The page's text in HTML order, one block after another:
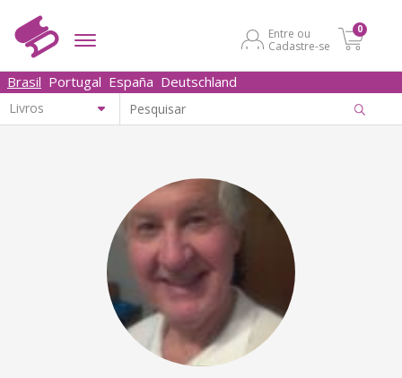
Entre ou
Cadastre-se
0
Brasil Portugal España Deutschland